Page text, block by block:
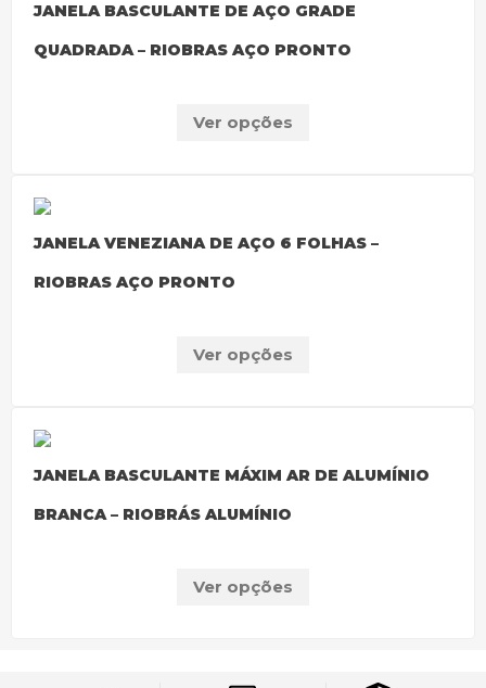
JANELA BASCULANTE DE AÇO GRADE
QUADRADA – RIOBRAS AÇO PRONTO
Ver opções
JANELA VENEZIANA DE AÇO 6 FOLHAS –
RIOBRAS AÇO PRONTO
Ver opções
JANELA BASCULANTE MÁXIM AR DE ALUMÍNIO
BRANCA – RIOBRÁS ALUMÍNIO
Ver opções